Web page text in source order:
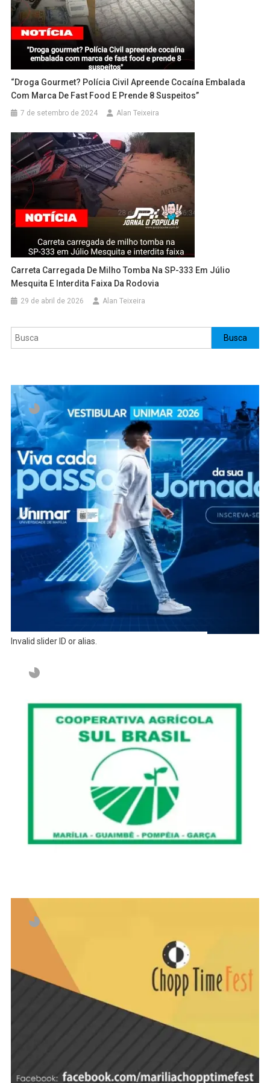
“Droga Gourmet? Polícia Civil Apreende Cocaína Embalada
Com Marca De Fast Food E Prende 8 Suspeitos”
7 de setembro de 2024 Alan Teixeira
Carreta Carregada De Milho Tomba Na SP-333 Em Júlio
Mesquita E Interdita Faixa Da Rodovia
29 de abril de 2026 Alan Teixeira
Pesquisar Busca
Invalid slider ID or alias.